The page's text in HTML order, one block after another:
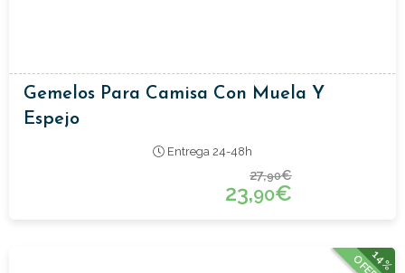
Gemelos Para Camisa Con Muela Y
Espejo
Entrega 24-48h
27,90€
23,90€
14%